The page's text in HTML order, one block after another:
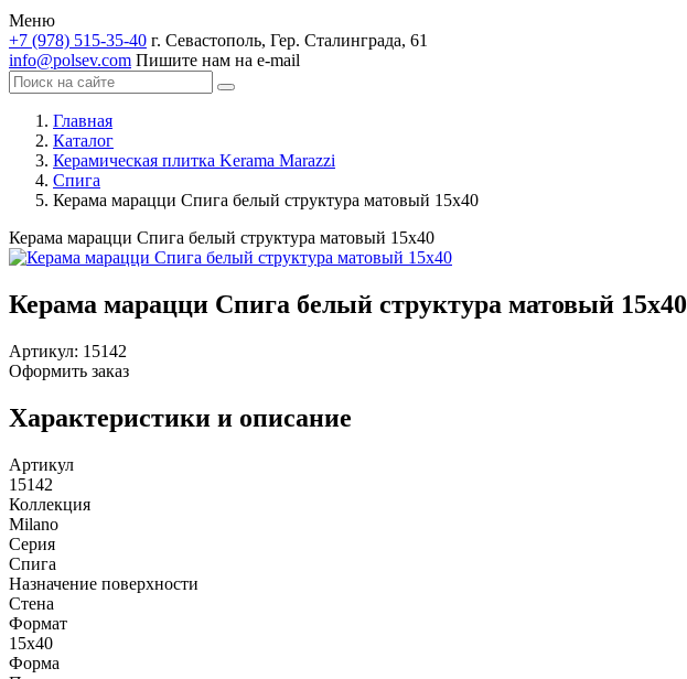
Меню
+7 (978) 515-35-40 г. Севастополь, Гер. Сталинграда, 61
info@polsev.com Пишите нам на e-mail
Главная
Каталог
Керамическая плитка Kerama Marazzi
Спига
Керама марацци Спига белый структура матовый 15х40
Керама марацци Спига белый структура матовый 15х40
Керама марацци Спига белый структура матовый 15х40
Артикул: 15142
Оформить заказ
Характеристики и описание
Артикул
15142
Коллекция
Milano
Серия
Спига
Назначение поверхности
Стена
Формат
15x40
Форма